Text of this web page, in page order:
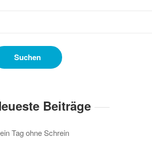
Beiträge
Tag ohne Schrein